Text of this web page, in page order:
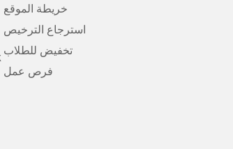
خريطة الموقع
استرجاع الترخيص
تخفيض للطلاب
فرص عمل